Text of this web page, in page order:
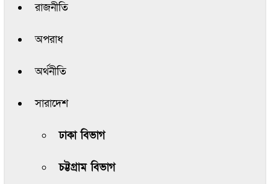
রাজনীতি
অপরাধ
অর্থনীতি
সারাদেশ
ঢাকা বিভাগ
চট্টগ্রাম বিভাগ